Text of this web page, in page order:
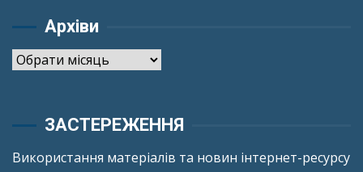
Архіви
Архіви
ЗАСТЕРЕЖЕННЯ
Використання матеріалів та новин інтернет-ресурсу